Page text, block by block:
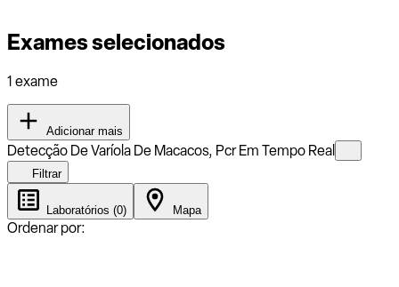
Exames selecionados
1 exame
Adicionar mais
Detecção De Varíola De Macacos, Pcr Em Tempo Real
Filtrar
Laboratórios (0) Mapa
Ordenar por: